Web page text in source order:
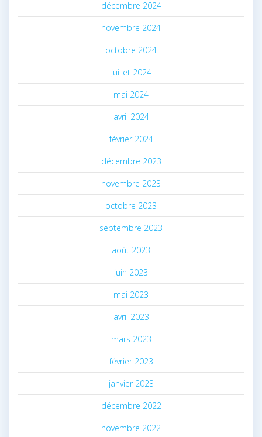
décembre 2024
novembre 2024
octobre 2024
juillet 2024
mai 2024
avril 2024
février 2024
décembre 2023
novembre 2023
octobre 2023
septembre 2023
août 2023
juin 2023
mai 2023
avril 2023
mars 2023
février 2023
janvier 2023
décembre 2022
novembre 2022